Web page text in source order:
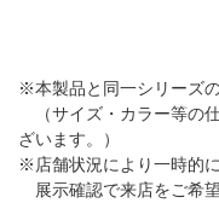
※本製品と同一シリーズ
（サイズ・カラー等の
ざいます。）
※店舗状況により一時的
展示確認で来店をご希